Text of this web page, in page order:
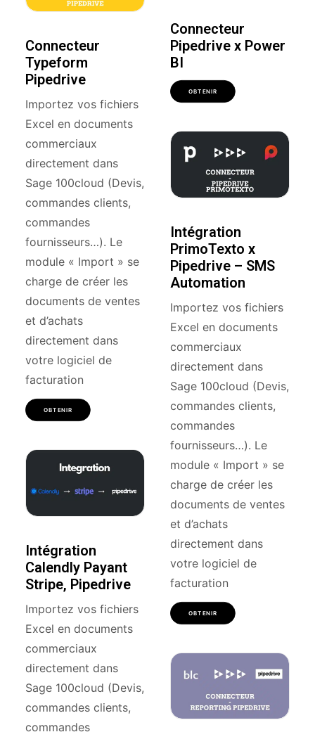
Connecteur
Pipedrive x Power
BI
OBTENIR
Connecteur
Typeform
Pipedrive
Importez vos fichiers
Excel en documents
commerciaux
directement dans
Sage 100cloud (Devis,
commandes clients,
commandes
fournisseurs…). Le
module « Import » se
charge de créer les
documents de ventes
et d’achats
directement dans
votre logiciel de
facturation
OBTENIR
Intégration
PrimoTexto x
Pipedrive – SMS
Automation
Importez vos fichiers
Excel en documents
commerciaux
directement dans
Sage 100cloud (Devis,
commandes clients,
commandes
fournisseurs…). Le
module « Import » se
charge de créer les
documents de ventes
et d’achats
directement dans
votre logiciel de
facturation
OBTENIR
Intégration
Calendly Payant
Stripe, Pipedrive
Importez vos fichiers
Excel en documents
commerciaux
directement dans
Sage 100cloud (Devis,
commandes clients,
commandes